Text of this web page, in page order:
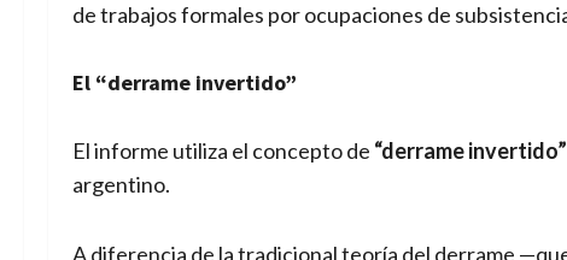
de trabajos formales por ocupaciones de
El “derrame invertido”
El informe utiliza el concepto de “derrame invertido”
argentino.
A diferencia de la tradicional teoría del derrame